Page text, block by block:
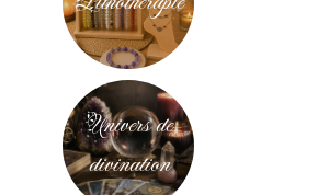
Univers de
divination